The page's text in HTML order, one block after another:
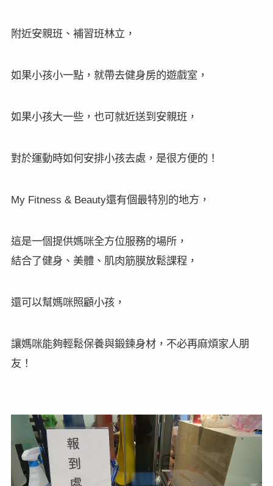
附近安親班、補習班林立，
如果小孩小一點，就帶去健身房的遊戲室，
如果小孩大一些，也可就近送到安親班，
對於運動時如何安排小孩去處，是很方便的！
My Fitness & Beauty還有個最特別的地方，
這是一個提供媽咪全方位服務的場所，
結合了健身、美體、肌肉筋膜放鬆課程，
還可以幫媽咪照顧小孩，
讓媽咪能夠輕鬆保養與鍛鍊身材，不必再麻煩家人朋
友！